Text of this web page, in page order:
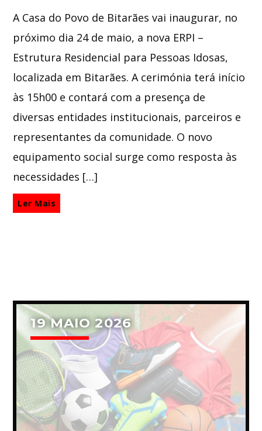
A Casa do Povo de Bitarães vai inaugurar, no
próximo dia 24 de maio, a nova ERPI –
Estrutura Residencial para Pessoas Idosas,
localizada em Bitarães. A cerimónia terá início
às 15h00 e contará com a presença de
diversas entidades institucionais, parceiros e
representantes da comunidade. O novo
equipamento social surge como resposta às
necessidades […]
Ler Mais
19 MAIO 2026